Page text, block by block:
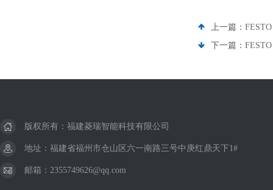
上一篇：
下一篇：
版权所有：福建菱瑞智能科技有限公司
地址：福建省福州市仓山区六一南路三号中庚红鼎天下1#
邮箱：2355749626@qq.com